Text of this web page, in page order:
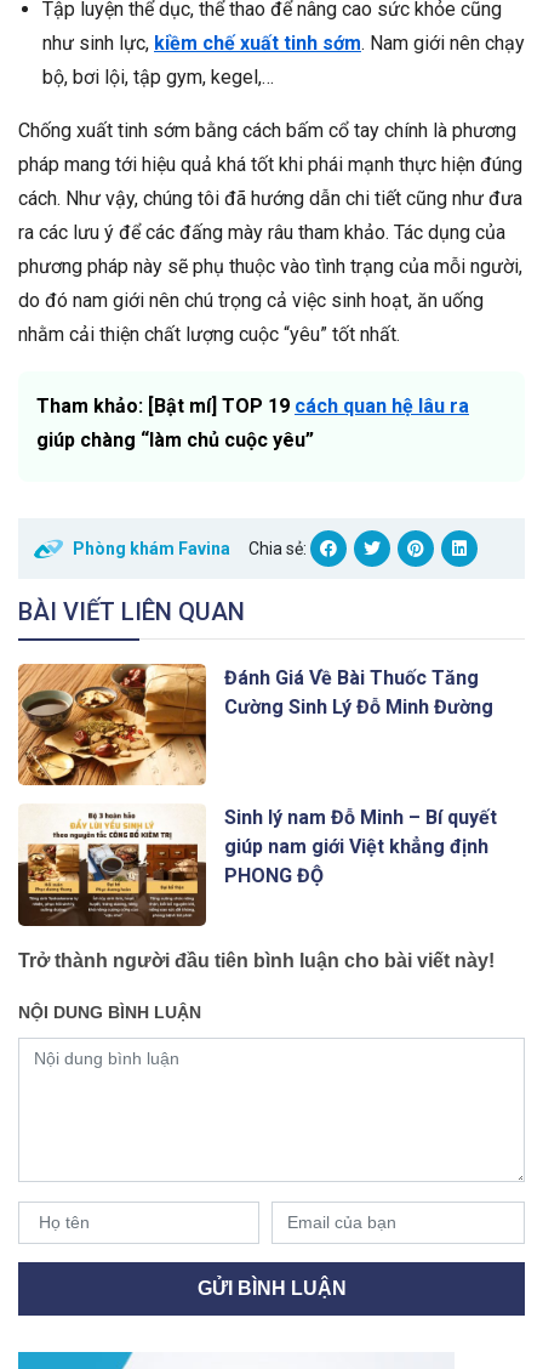
Tập luyện thể dục, thể thao để nâng cao sức khỏe cũng
như sinh lực, kiềm chế xuất tinh sớm. Nam giới nên chạy
bộ, bơi lội, tập gym, kegel,…
Chống xuất tinh sớm bằng cách bấm cổ tay chính là phương
pháp mang tới hiệu quả khá tốt khi phái mạnh thực hiện đúng
cách. Như vậy, chúng tôi đã hướng dẫn chi tiết cũng như đưa
ra các lưu ý để các đấng mày râu tham khảo. Tác dụng của
phương pháp này sẽ phụ thuộc vào tình trạng của mỗi người,
do đó nam giới nên chú trọng cả việc sinh hoạt, ăn uống
nhằm cải thiện chất lượng cuộc “yêu” tốt nhất.
Tham khảo: [Bật mí] TOP 19 cách quan hệ lâu ra
giúp chàng “làm chủ cuộc yêu”
Phòng khám Favina Chia sẻ:
BÀI VIẾT LIÊN QUAN
Đánh Giá Về Bài Thuốc Tăng
Cường Sinh Lý Đỗ Minh Đường
Sinh lý nam Đỗ Minh – Bí quyết
giúp nam giới Việt khẳng định
PHONG ĐỘ
Trở thành người đầu tiên bình luận cho bài viết này!
NỘI DUNG BÌNH LUẬN